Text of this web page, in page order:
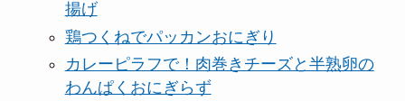
揚げ
鶏つくねでパッカンおにぎり
カレーピラフで！肉巻きチーズと半熟卵の
わんぱくおにぎらず